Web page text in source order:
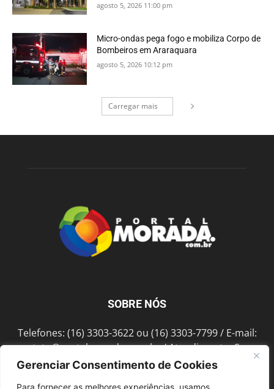
Gerenciar Consentimento de Cookies
Para fornecer as melhores experiências, usamos
agosto 5, 2026 11:00 pm
Micro-ondas pega fogo e mobiliza Corpo de
Bombeiros em Araraquara
agosto 5, 2026 10:12 pm
Carregar mais
SOBRE NÓS
Telefones: (16) 3303-3622 ou (16) 3303-7799 / E-mail:
contato@portalmorada.com.br/ Atendimento: Seg a
Sex das 8h às 18h / Endereço: Av. Bento de Abreu, 889